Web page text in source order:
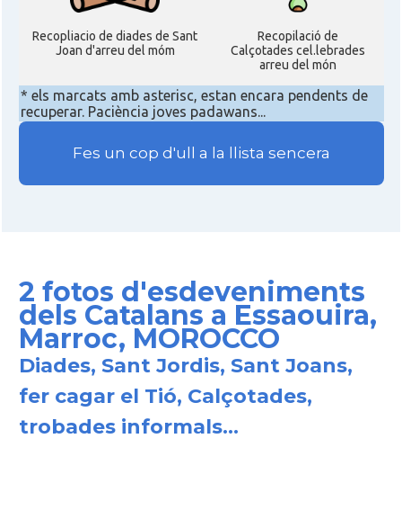
Recopliacio de diades de Sant
Joan d'arreu del móm
Recopilació de
Calçotades cel.lebrades
arreu del món
* els marcats amb asterisc, estan encara pendents de
recuperar. Paciència joves padawans...
Fes un cop d'ull a la llista sencera
2 fotos d'esdeveniments
dels Catalans a Essaouira,
Marroc, MOROCCO
Diades, Sant Jordis, Sant Joans,
fer cagar el Tió, Calçotades,
trobades informals...